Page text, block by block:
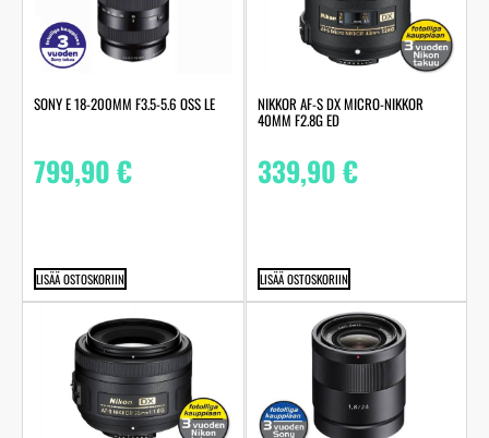
SONY E 18-200MM F3.5-5.6 OSS LE
799,90€
LISÄÄ OSTOSKORIIN
NIKKOR AF-S DX MICRO-NIKKOR
40MM F2.8G ED
339,90€
LISÄÄ OSTOSKORIIN